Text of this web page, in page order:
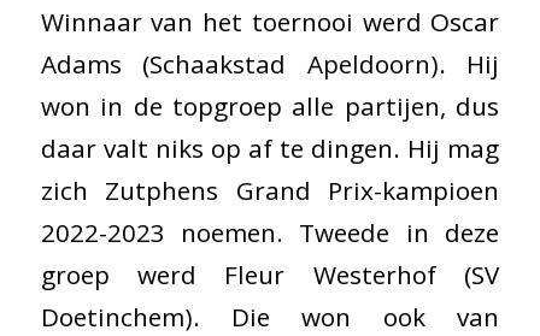
Winnaar van het toernooi werd Oscar
Adams (Schaakstad Apeldoorn). Hij
won in de topgroep alle partijen, dus
daar valt niks op af te dingen. Hij mag
zich Zutphens Grand Prix-kampioen
2022-2023 noemen. Tweede in deze
groep werd Fleur Westerhof (SV
Doetinchem). Die won ook van